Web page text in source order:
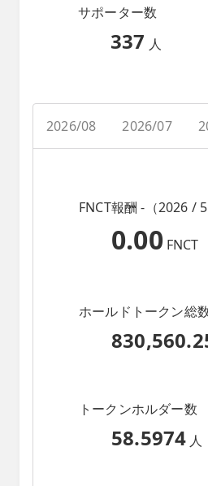
サポーター数
337 人
2026/08 2026/07
FNCT報酬 -（2026 / 5
0.00 FNCT
ホールドトークン総
トークンホルダー数
58.5974 人